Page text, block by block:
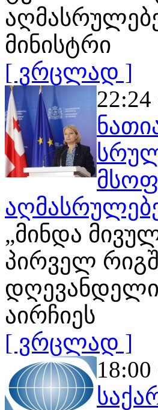
მინისტრი
[ ვრცლად ]
22:24
„მინდა
პირველ
აირჩიეს
[ ვრცლად ]
18:00